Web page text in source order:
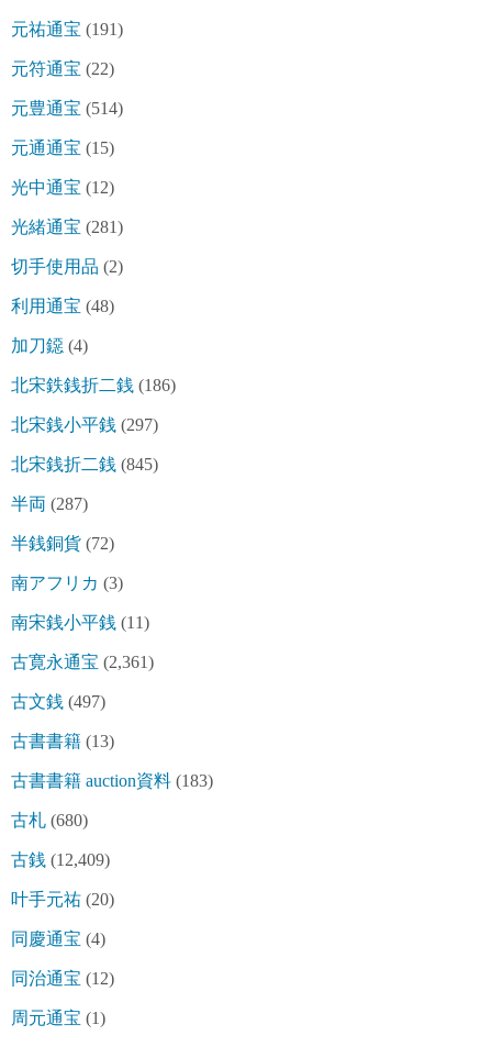
元祐通宝 (191)
元符通宝 (22)
元豊通宝 (514)
元通通宝 (15)
光中通宝 (12)
光緒通宝 (281)
切手使用品 (2)
利用通宝 (48)
加刀鐚 (4)
北宋鉄銭折二銭 (186)
北宋銭小平銭 (297)
北宋銭折二銭 (845)
半両 (287)
半銭銅貨 (72)
南アフリカ (3)
南宋銭小平銭 (11)
古寛永通宝 (2,361)
古文銭 (497)
古書書籍 (13)
古書書籍 auction資料 (183)
古札 (680)
古銭 (12,409)
叶手元祐 (20)
同慶通宝 (4)
同治通宝 (12)
周元通宝 (1)